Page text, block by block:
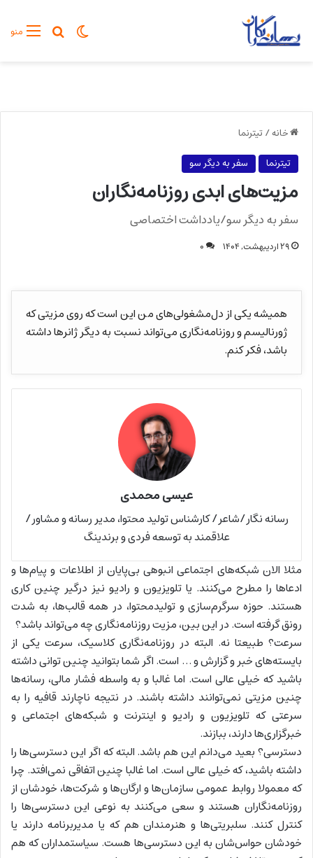
منوجستجو
تغییر پوسته
خانه/تیترنما
تیترنما
سفر به دیگر سو
مزیت‌های ابدی روزنامه‌نگاران
سفر به دیگر سو/یادداشت اختصاصی
۲۹ اردیبهشت, ۱۴۰۴ ۰
همیشه یکی از دل‌مشغولی‌های من این است که روی مزیتی که
ژورنالیسم و روزنامه‌نگاری می‌تواند نسبت به دیگر ژانرها داشته
باشد، فکر کنم.
عیسی محمدی
رسانه نگار/شاعر/ کارشناس تولید محتوا، مدیر رسانه و مشاور/
علاقمند به توسعه فردی و برندینگ
مثلا الان شبکه‌های اجتماعی انبوهی بی‌پایان از اطلاعات و پیام‌ها و
ادعاها را مطرح می‌کنند. یا تلویزیون و رادیو نیز درگیر چنین کاری
هستند. حوزه سرگرم‌سازی و تولیدمحتوا، در همه قالب‌ها، به شدت
رونق گرفته است. در این بین، مزیت روزنامه‌نگاری چه می‌تواند باشد؟
سرعت؟ طبیعتا نه. البته در روزنامه‌نگاری کلاسیک، سرعت یکی از
بایسته‌های خبر و گزارش و … است. اگر شما بتوانید چنین توانی داشته
باشید که خیلی عالی است. اما غالبا و به واسطه فشار مالی، رسانه‌ها
چنین مزیتی نمی‌توانند داشته باشند. در نتیجه ناچارند قافیه را به
سرعتی که تلویزیون و رادیو و اینترنت و شبکه‌های اجتماعی و
خبرگزاری‌ها دارند، ببازند.
دسترسی؟ بعید می‌دانم این هم باشد. البته که اگر این دسترسی‌‌ها را
داشته باشید، که خیلی عالی است. اما غالبا چنین اتفاقی نمی‌افتد. چرا
که معمولا روابط عمومی سازمان‌ها و ارگان‌ها و شرکت‌ها، خودشان از
روزنامه‌نگاران هستند و سعی می‌کنند به نوعی این دسترسی‌ها را
کنترل کنند. سلبریتی‌ها و هنرمندان هم که یا مدیربرنامه دارند یا
خودشان حواس‌شان به این دسترسی‌ها هست. سیاستمداران که هم